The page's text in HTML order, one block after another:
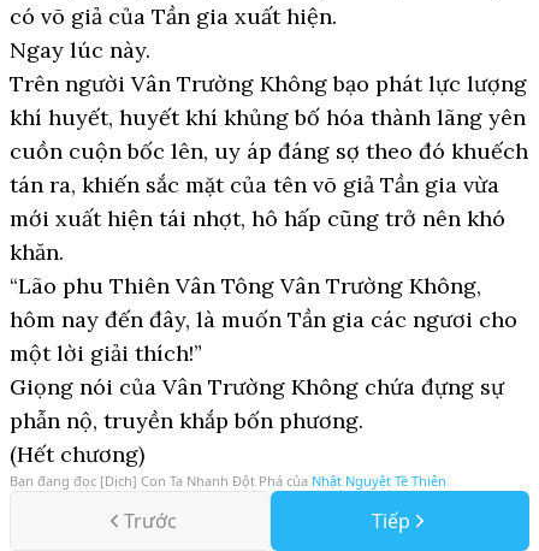
có võ giả của Tần gia xuất hiện.
Ngay lúc này.
Trên người Vân Trường Không bạo phát lực lượng
khí huyết, huyết khí khủng bố hóa thành lãng yên
cuồn cuộn bốc lên, uy áp đáng sợ theo đó khuếch
tán ra, khiến sắc mặt của tên võ giả Tần gia vừa
mới xuất hiện tái nhợt, hô hấp cũng trở nên khó
khăn.
“Lão phu Thiên Vân Tông Vân Trường Không,
hôm nay đến đây, là muốn Tần gia các ngươi cho
một lời giải thích!”
Giọng nói của Vân Trường Không chứa đựng sự
phẫn nộ, truyền khắp bốn phương.
(Hết chương)
Bạn đang đọc [Dịch] Con Ta Nhanh Đột Phá của Nhật Nguyệt Tề Thiên
Trước Tiếp